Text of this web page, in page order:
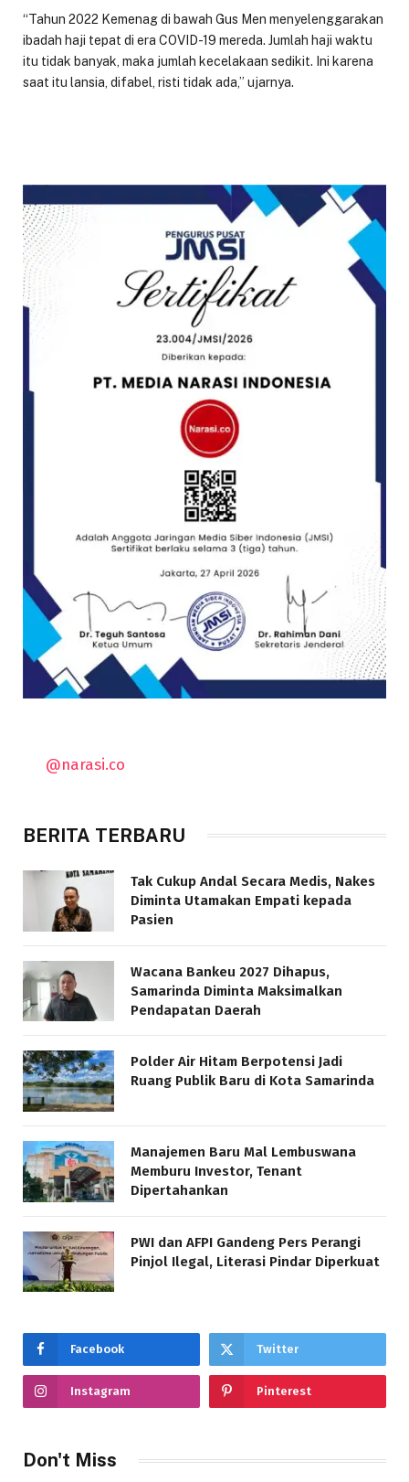
“Tahun 2022 Kemenag di bawah Gus Men menyelenggarakan
ibadah haji tepat di era COVID-19 mereda. Jumlah haji waktu
itu tidak banyak, maka jumlah kecelakaan sedikit. Ini karena
saat itu lansia, difabel, risti tidak ada,” ujarnya.
@narasi.co
BERITA TERBARU
Tak Cukup Andal Secara Medis, Nakes
Diminta Utamakan Empati kepada
Pasien
Wacana Bankeu 2027 Dihapus,
Samarinda Diminta Maksimalkan
Pendapatan Daerah
Polder Air Hitam Berpotensi Jadi
Ruang Publik Baru di Kota Samarinda
Manajemen Baru Mal Lembuswana
Memburu Investor, Tenant
Dipertahankan
PWI dan AFPI Gandeng Pers Perangi
Pinjol Ilegal, Literasi Pindar Diperkuat
Facebook Twitter
Instagram Pinterest
Don't Miss